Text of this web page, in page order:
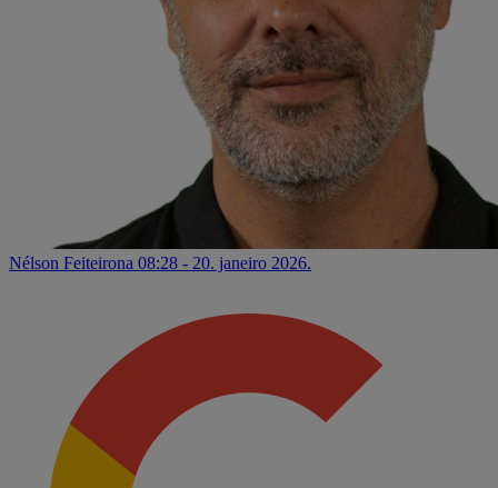
Nélson Feiteirona 08:28 - 20. janeiro 2026.